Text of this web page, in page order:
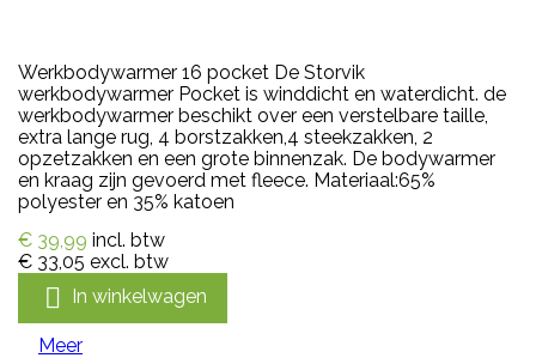
Werkbodywarmer 16 pocket De Storvik
werkbodywarmer Pocket is winddicht en waterdicht. de
werkbodywarmer beschikt over een verstelbare taille,
extra lange rug, 4 borstzakken,4 steekzakken, 2
opzetzakken en een grote binnenzak. De bodywarmer
en kraag zijn gevoerd met fleece. Materiaal:65%
polyester en 35% katoen
€ 39,99 incl. btw
€ 33,05 excl. btw
 In winkelwagen
Meer